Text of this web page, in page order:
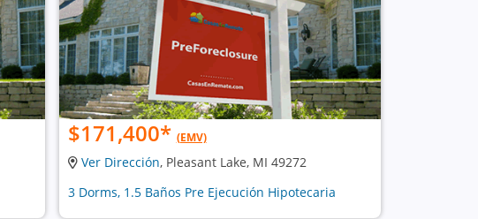
$171,400* (EMV)
Ver Dirección, Pleasant Lake, MI 49272
3 Dorms, 1.5 Baños Pre Ejecución Hipotecaria